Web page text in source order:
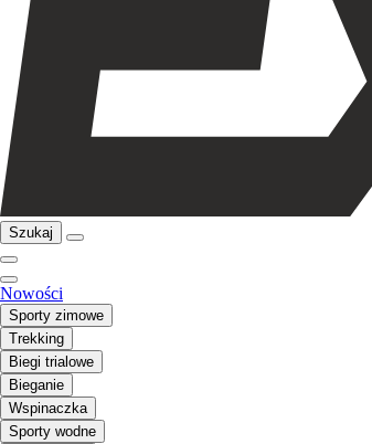
Szukaj
Nowości
Sporty zimowe
Trekking
Biegi trialowe
Bieganie
Wspinaczka
Sporty wodne